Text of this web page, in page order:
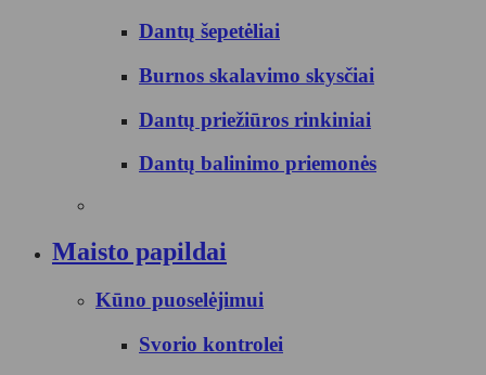
Dantų šepetėliai
Burnos skalavimo skysčiai
Dantų priežiūros rinkiniai
Dantų balinimo priemonės
Maisto papildai
Kūno puoselėjimui
Svorio kontrolei